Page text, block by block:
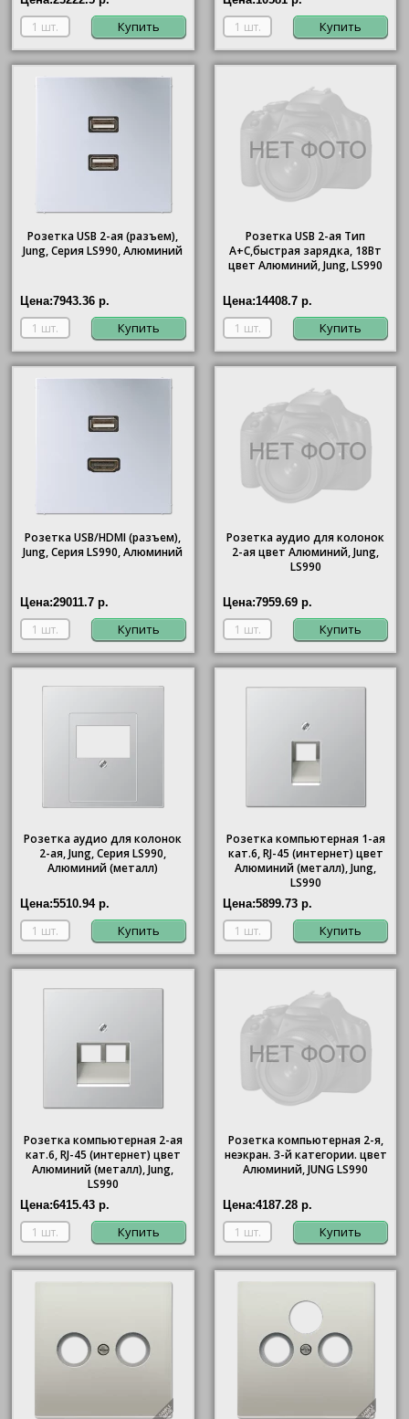
Купить Купить
Розетка USB 2-ая (разъем),
Jung, Серия LS990, Алюминий
Цена:7943.36 р.
Купить
Розетка USB 2-ая Тип
А+С,быстрая зарядка, 18Вт
цвет Алюминий, Jung, LS990
Цена:14408.7 р.
Купить
Розетка USB/HDMI (разъем),
Jung, Серия LS990, Алюминий
Цена:29011.7 р.
Купить
Розетка аудио для колонок
2-ая цвет Алюминий, Jung,
LS990
Цена:7959.69 р.
Купить
Розетка аудио для колонок
2-ая, Jung, Серия LS990,
Алюминий (металл)
Цена:5510.94 р.
Купить
Розетка компьютерная 1-ая
кат.6, RJ-45 (интернет) цвет
Алюминий (металл), Jung,
LS990
Цена:5899.73 р.
Купить
Розетка компьютерная 2-ая
кат.6, RJ-45 (интернет) цвет
Алюминий (металл), Jung,
LS990
Цена:6415.43 р.
Купить
Розетка компьютерная 2-я,
неэкран. 3-й категории. цвет
Алюминий, JUNG LS990
Цена:4187.28 р.
Купить